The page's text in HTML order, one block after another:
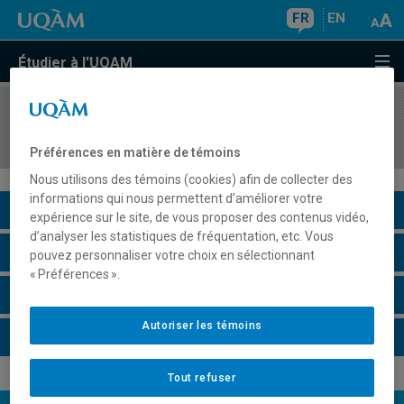
FR EN
Étudier à l'UQAM
COURS//
Description du cours
Horaire - Été 2026
Préférences en matière de témoins
Nous utilisons des témoins (cookies) afin de collecter des
informations qui nous permettent d’améliorer votre
expérience sur le site, de vous proposer des contenus vidéo,
d’analyser les statistiques de fréquentation, etc. Vous
pouvez personnaliser votre choix en sélectionnant
« Préférences ».
Tout refuser
Autoriser les témoins